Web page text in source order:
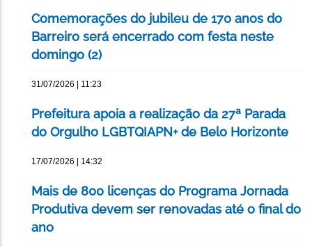
Comemorações do jubileu de 170 anos do
Barreiro será encerrado com festa neste
domingo (2)
31/07/2026 | 11:23
Prefeitura apoia a realização da 27ª Parada
do Orgulho LGBTQIAPN+ de Belo Horizonte
17/07/2026 | 14:32
Mais de 800 licenças do Programa Jornada
Produtiva devem ser renovadas até o final do
ano